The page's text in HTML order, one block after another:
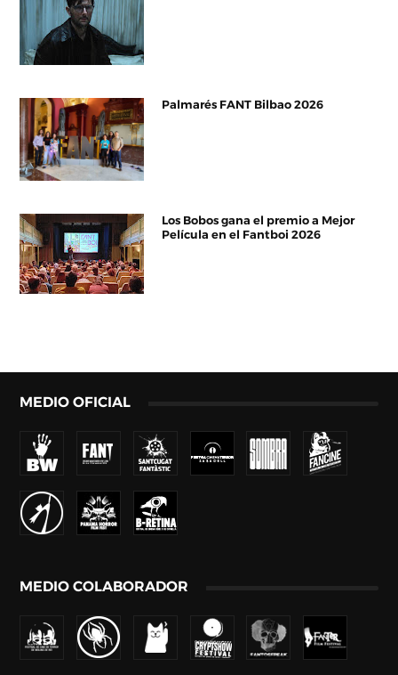
Palmarés FANT Bilbao 2026
Los Bobos gana el premio a Mejor
Película en el Fantboi 2026
MEDIO OFICIAL
MEDIO COLABORADOR